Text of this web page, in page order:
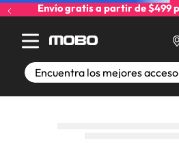
Envío gratis a partir de $499
Encuentra los mejores